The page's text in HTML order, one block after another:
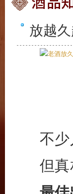
放越
不
但